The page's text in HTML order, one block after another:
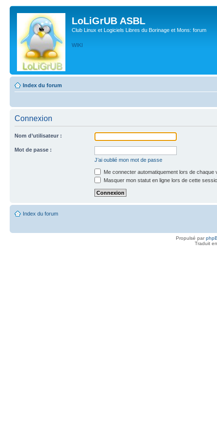
LoLiGrUB ASBL
Club Linux et Logiciels Libres du Borinage et Mons: forum
WIKI
Index du forum
Connexion
Nom d’utilisateur :
Mot de passe :
J’ai oublié mon mot de passe
Me connecter automatiquement lors de chaque
Masquer mon statut en ligne lors de cette
Index du forum
Propulsé par
Traduit